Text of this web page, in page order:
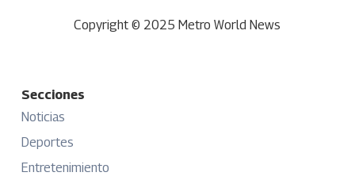
Copyright © 2025 Metro World News
Secciones
Noticias
Deportes
Entretenimiento